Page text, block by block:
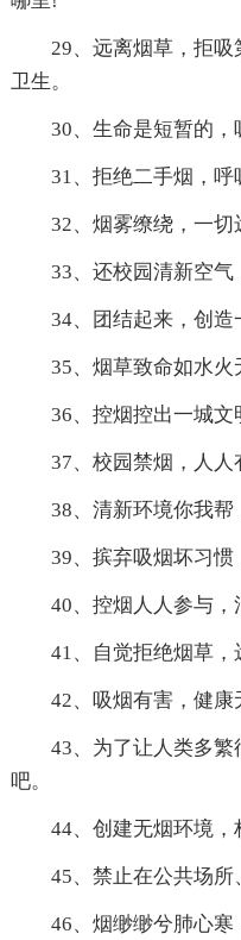
29、远离烟草，拒
卫生。
30、生命是短暂的，
31、拒绝二手烟，呼
32、烟雾缭绕，一切
33、还校园清新空气
34、团结起来，创造
35、烟草致命如水火
36、控烟控出一城文
37、校园禁烟，人人
38、清新环境你我帮
39、摈弃吸烟坏习惯
40、控烟人人参与，
41、自觉拒绝烟草，
42、吸烟有害，健康
43、为了让人类多
吧。
44、创建无烟环境，
45、禁止在公共场所
46、烟缈缈兮肺心寒